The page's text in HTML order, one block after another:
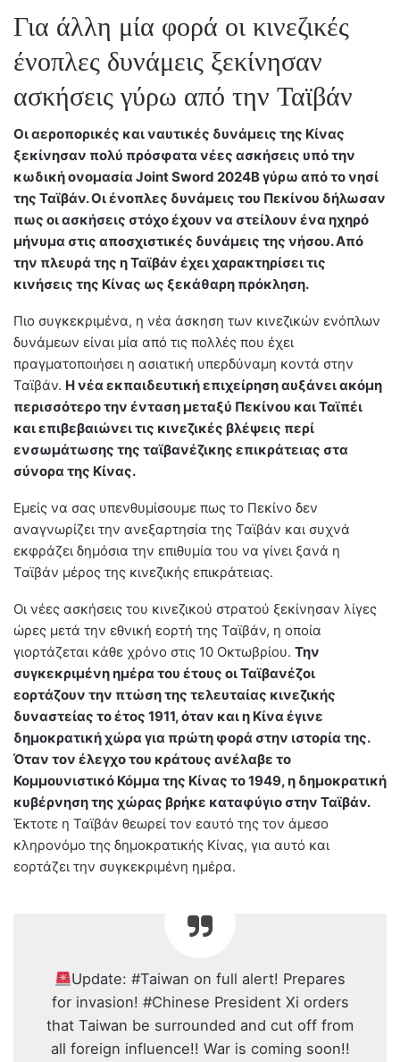
Για άλλη μία φορά οι κινεζικές
ένοπλες δυνάμεις ξεκίνησαν
ασκήσεις γύρω από την Ταϊβάν
Οι αεροπορικές και ναυτικές δυνάμεις της Κίνας
ξεκίνησαν πολύ πρόσφατα νέες ασκήσεις υπό την
κωδική ονομασία Joint Sword 2024B γύρω από το νησί
της Ταϊβάν. Οι ένοπλες δυνάμεις του Πεκίνου δήλωσαν
πως οι ασκήσεις στόχο έχουν να στείλουν ένα ηχηρό
μήνυμα στις αποσχιστικές δυνάμεις της νήσου. Από
την πλευρά της η Ταϊβάν έχει χαρακτηρίσει τις
κινήσεις της Κίνας ως ξεκάθαρη πρόκληση.
Πιο συγκεκριμένα, η νέα άσκηση των κινεζικών ενόπλων
δυνάμεων είναι μία από τις πολλές που έχει
πραγματοποιήσει η ασιατική υπερδύναμη κοντά στην
Ταϊβάν. Η νέα εκπαιδευτική επιχείρηση αυξάνει ακόμη
περισσότερο την ένταση μεταξύ Πεκίνου και Ταϊπέι
και επιβεβαιώνει τις κινεζικές βλέψεις περί
ενσωμάτωσης της ταϊβανέζικης επικράτειας στα
σύνορα της Κίνας.
Εμείς να σας υπενθυμίσουμε πως το Πεκίνο δεν
αναγνωρίζει την ανεξαρτησία της Ταϊβάν και συχνά
εκφράζει δημόσια την επιθυμία του να γίνει ξανά η
Ταϊβάν μέρος της κινεζικής επικράτειας.
Οι νέες ασκήσεις του κινεζικού στρατού ξεκίνησαν λίγες
ώρες μετά την εθνική εορτή της Ταϊβάν, η οποία
γιορτάζεται κάθε χρόνο στις 10 Οκτωβρίου. Την
συγκεκριμένη ημέρα του έτους οι Ταϊβανέζοι
εορτάζουν την πτώση της τελευταίας κινεζικής
δυναστείας το έτος 1911, όταν και η Κίνα έγινε
δημοκρατική χώρα για πρώτη φορά στην ιστορία της.
Όταν τον έλεγχο του κράτους ανέλαβε το
Κομμουνιστικό Κόμμα της Κίνας το 1949, η δημοκρατική
κυβέρνηση της χώρας βρήκε καταφύγιο στην Ταϊβάν.
Έκτοτε η Ταϊβάν θεωρεί τον εαυτό της τον άμεσο
κληρονόμο της δημοκρατικής Κίνας, για αυτό και
εορτάζει την συγκεκριμένη ημέρα.
Update: #Taiwan on full alert! Prepares
for invasion! #Chinese President Xi orders
that Taiwan be surrounded and cut off from
all foreign influence!! War is coming soon!!